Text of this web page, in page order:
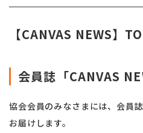
【CANVAS NEWS】
会員誌「CANVAS
協会会員のみなさまには、会員
お届けします。